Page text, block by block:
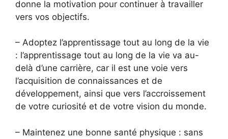
donne la motivation pour continuer à travailler
vers vos objectifs.
– Adoptez l’apprentissage tout au long de la vie
: l’apprentissage tout au long de la vie va au-
delà d’une carrière, car il est une voie vers
l’acquisition de connaissances et de
développement, ainsi que vers l’accroissement
de votre curiosité et de votre vision du monde.
– Maintenez une bonne santé physique : sans